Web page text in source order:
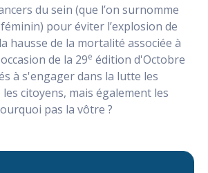
du sein (que l’on surnomme
pour éviter l’explosion de
hausse de la mortalité associée à
de la 29e édition d'Octobre
à s'engager dans la lutte les
citoyens, mais également les
pas la vôtre ?